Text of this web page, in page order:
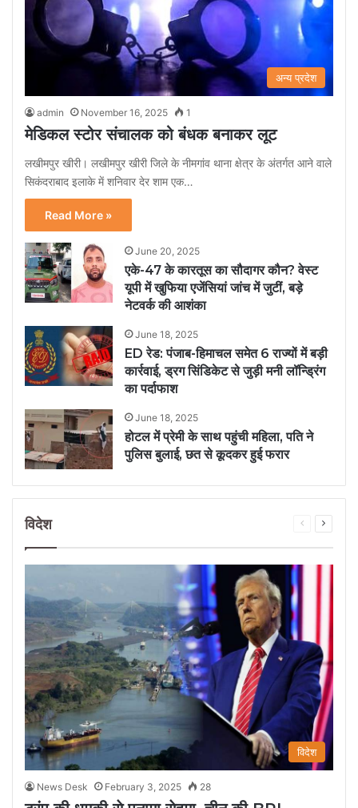
अन्य प्रदेश
admin November 16, 2025 1
मेडिकल स्टोर संचालक को बंधक बनाकर लूट
लखीमपुर खीरी। लखीमपुर खीरी जिले के नीमगांव थाना क्षेत्र के अंतर्गत आने वाले
सिकंदराबाद इलाके में शनिवार देर शाम एक…
Read More »
June 20, 2025
एके-47 के कारतूस का सौदागर कौन? वेस्ट
यूपी में खुफिया एजेंसियां जांच में जुटीं, बड़े
नेटवर्क की आशंका
June 18, 2025
ED रेड: पंजाब-हिमाचल समेत 6 राज्यों में बड़ी
कार्रवाई, ड्रग सिंडिकेट से जुड़ी मनी लॉन्ड्रिंग
का पर्दाफाश
June 18, 2025
होटल में प्रेमी के साथ पहुंची महिला, पति ने
पुलिस बुलाई, छत से कूदकर हुई फरार
विदेश
Previous
Next
विदेश
News Desk February 3, 2025 28